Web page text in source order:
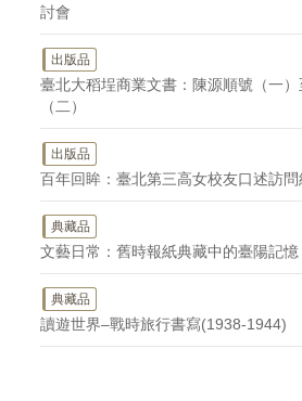
討會
出版品
臺北大稻埕商業文書：陳源順號（一）
（二）
出版品
百年回眸：臺北第三高女校友口述訪問
典藏品
文藝日常：舊時報紙典藏中的臺陽記憶
典藏品
讀遊世界–戰時旅行書寫(1938-1944)